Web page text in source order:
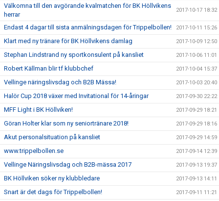
Välkomna till den avgörande kvalmatchen för BK Höllvikens
herrar
2017-10-17 18:32
Endast 4 dagar till sista anmälningsdagen för Trippelbollen! 2017-10-11 15:26
Klart med ny tränare för BK Höllvikens damlag 2017-10-09 12:50
Stephan Lindstrand ny sportkonsulent på kansliet 2017-10-06 11:01
Robert Källman blir tf klubbchef 2017-10-04 15:37
Vellinge näringslivsdag och B2B Mässa! 2017-10-03 20:40
Halör Cup 2018 växer med Invitational för 14-åringar 2017-09-30 22:22
MFF Light i BK Höllviken! 2017-09-29 18:21
Göran Holter klar som ny seniortränare 2018! 2017-09-29 18:16
Akut personalsituation på kansliet 2017-09-29 14:59
www.trippelbollen.se 2017-09-14 12:39
Vellinge Näringslivsdag och B2B-mässa 2017 2017-09-13 19:37
BK Höllviken söker ny klubbledare 2017-09-13 14:11
Snart är det dags för Trippelbollen! 2017-09-11 11:21